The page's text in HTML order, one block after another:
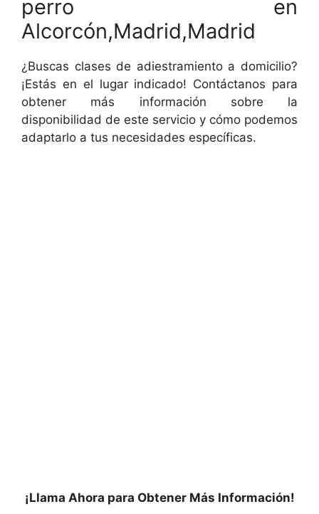
perro en
Alcorcón,Madrid,Madrid
¿Buscas clases de adiestramiento a domicilio?
¡Estás en el lugar indicado! Contáctanos para
obtener más información sobre la
disponibilidad de este servicio y cómo podemos
adaptarlo a tus necesidades específicas.
¡Llama Ahora para Obtener Más Información!